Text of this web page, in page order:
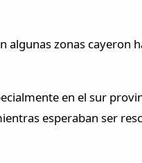
algunas zonas cayeron
en el sur
esperaban ser